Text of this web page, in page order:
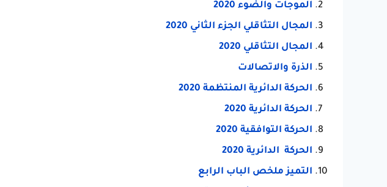
الموجات والضوء 2020
المجال التثاقلي الجزء الثاني 2020
المجال التثاقلي 2020
الذرة والاتصالات
الحركة الدائرية المنتظمة 2020
الحركة الدائرية 2020
الحركة التوافقية 2020
الحركة الدائرية 2020
التميز ملخص الباب الرابع